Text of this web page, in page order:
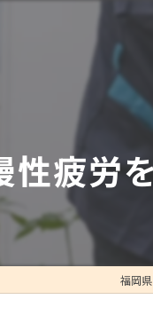
性疲労
福岡